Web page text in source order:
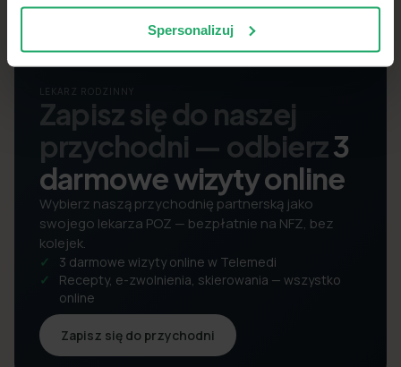
Spersonalizuj
LEKARZ RODZINNY
Zapisz się do naszej
przychodni — odbierz3
darmowe wizyty online
Wybierz naszą przychodnię partnerską jako
swojego lekarza POZ — bezpłatnie na NFZ, bez
kolejek.
3 darmowe wizyty online w Telemedi
Recepty, e-zwolnienia, skierowania — wszystko
online
Zapisz się do przychodni